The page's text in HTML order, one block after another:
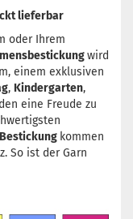
lieferbar
oder Ihrem
wird
einem exklusiven
, Kindergarten,
eine Freude zu
Bestickung kommen
So ist der Garn